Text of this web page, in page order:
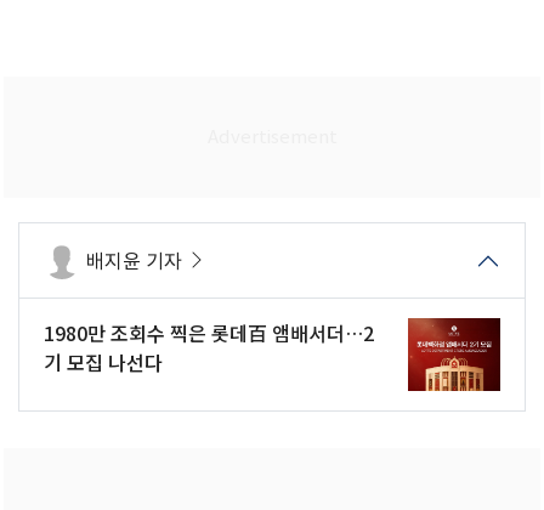
배지윤 기자
1980만 조회수 찍은 롯데百 앰배서더…2
기 모집 나선다